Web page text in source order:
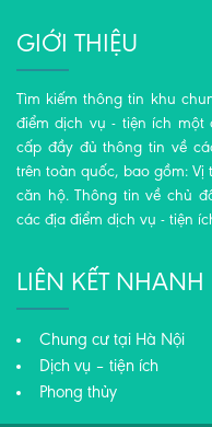
GIỚI THIỆU
Tìm kiếm thông tin khu
điểm dịch vụ - tiện ích một
cấp đầy đủ thông tin về
trên toàn quốc, bao gồm: Vị
căn hộ. Thông tin về chủ
các địa điểm dịch vụ - tiện
LIÊN KẾT NHANH
Chung cư tại Hà Nội
Dịch vụ – tiện ích
Phong thủy